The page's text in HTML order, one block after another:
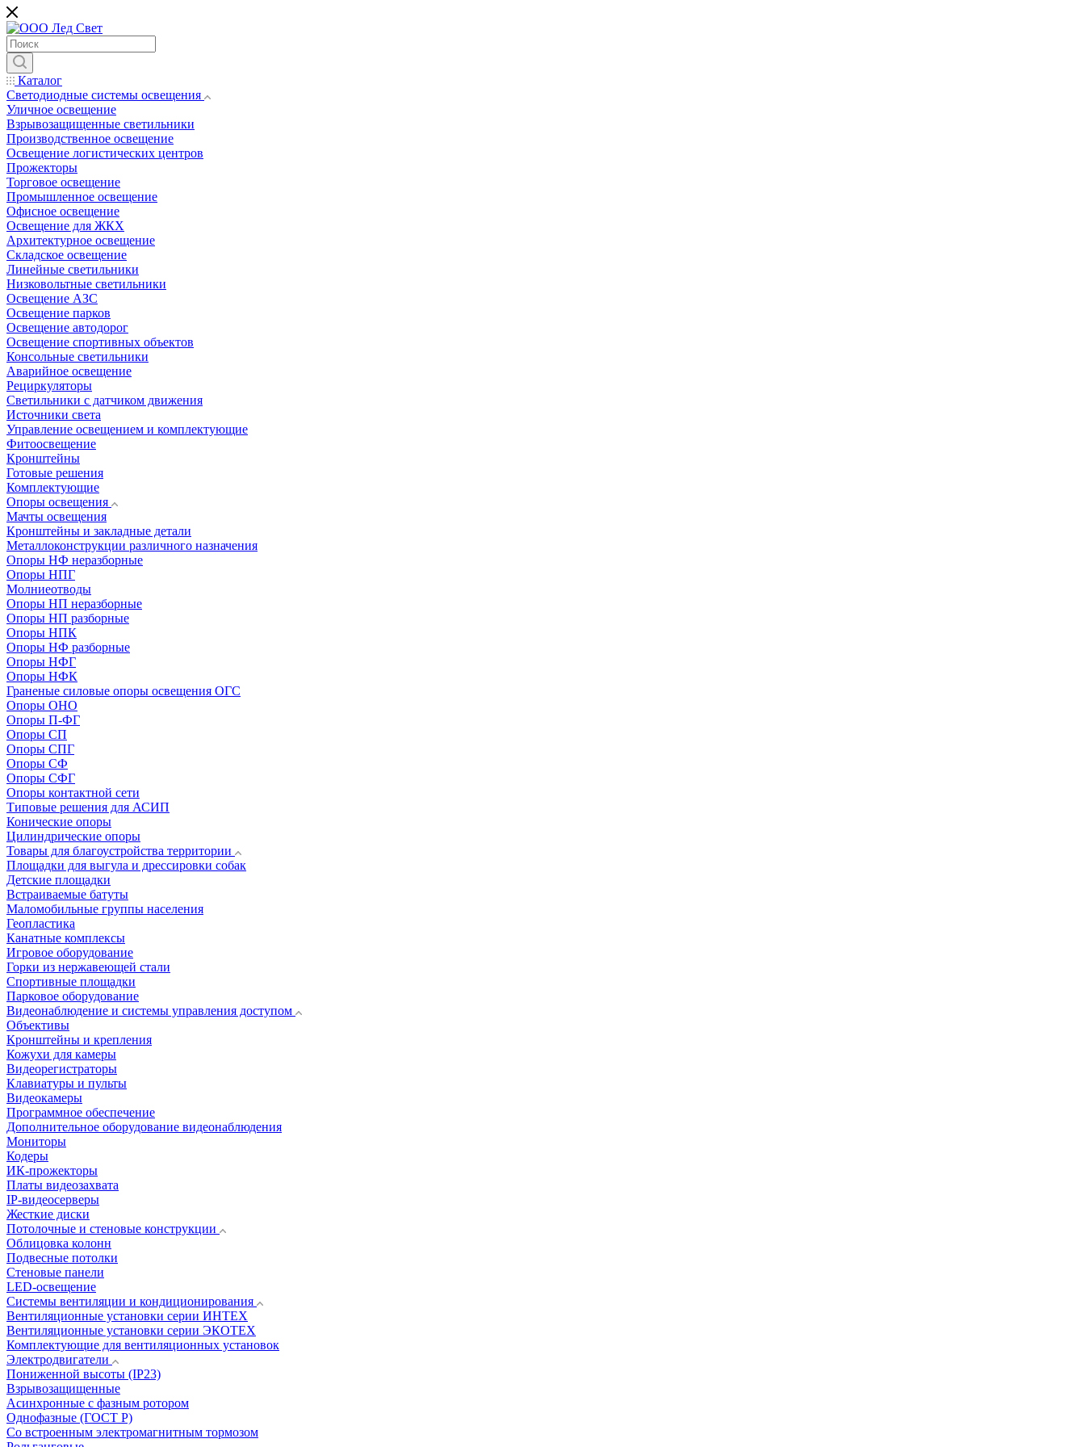
Каталог
Светодиодные системы освещения
Уличное освещение
Взрывозащищенные светильники
Производственное освещение
Освещение логистических центров
Прожекторы
Торговое освещение
Промышленное освещение
Офисное освещение
Освещение для ЖКХ
Архитектурное освещение
Складское освещение
Линейные светильники
Низковольтные светильники
Освещение АЗС
Освещение парков
Освещение автодорог
Освещение спортивных объектов
Консольные светильники
Аварийное освещение
Рециркуляторы
Светильники с датчиком движения
Источники света
Управление освещением и комплектующие
Фитоосвещение
Кронштейны
Готовые решения
Комплектующие
Опоры освещения
Мачты освещения
Кронштейны и закладные детали
Металлоконструкции различного назначения
Опоры НФ неразборные
Опоры НПГ
Молниеотводы
Опоры НП неразборные
Опоры НП разборные
Опоры НПК
Опоры НФ разборные
Опоры НФГ
Опоры НФК
Граненые силовые опоры освещения ОГС
Опоры ОНО
Опоры П-ФГ
Опоры СП
Опоры СПГ
Опоры СФ
Опоры СФГ
Опоры контактной сети
Типовые решения для АСИП
Конические опоры
Цилиндрические опоры
Товары для благоустройства территории
Площадки для выгула и дрессировки собак
Детские площадки
Встраиваемые батуты
Маломобильные группы населения
Геопластика
Канатные комплексы
Игровое оборудование
Горки из нержавеющей стали
Спортивные площадки
Парковое оборудование
Видеонаблюдение и системы управления доступом
Объективы
Кронштейны и крепления
Кожухи для камеры
Видеорегистраторы
Клавиатуры и пульты
Видеокамеры
Программное обеспечение
Дополнительное оборудование видеонаблюдения
Мониторы
Кодеры
ИК-прожекторы
Платы видеозахвата
IP-видеосерверы
Жесткие диски
Потолочные и стеновые конструкции
Облицовка колонн
Подвесные потолки
Стеновые панели
LED-освещение
Системы вентиляции и кондиционирования
Вентиляционные установки серии ИНТЕХ
Вентиляционные установки серии ЭКОТЕХ
Комплектующие для вентиляционных установок
Электродвигатели
Пониженной высоты (IP23)
Взрывозащищенные
Асинхронные с фазным ротором
Однофазные (ГОСТ Р)
Со встроенным электромагнитным тормозом